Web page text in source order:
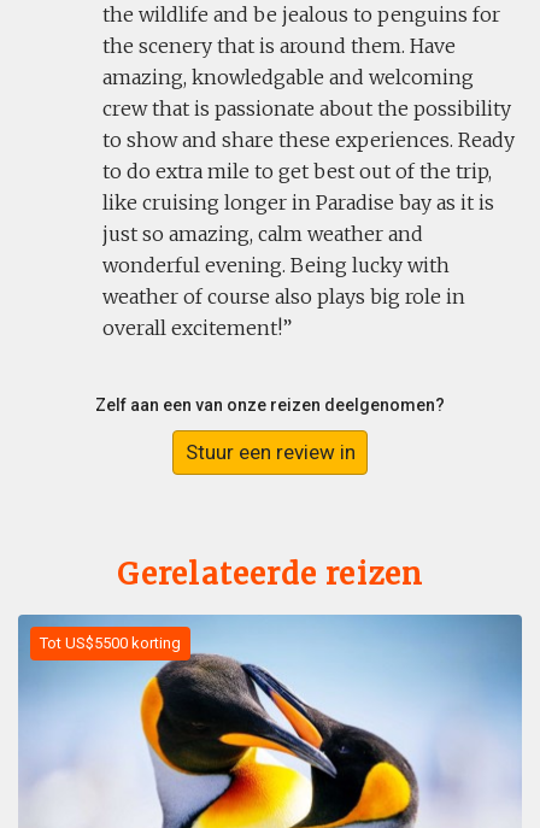
the wildlife and be jealous to penguins for
the scenery that is around them. Have
amazing, knowledgable and welcoming
crew that is passionate about the possibility
to show and share these experiences. Ready
to do extra mile to get best out of the trip,
like cruising longer in Paradise bay as it is
just so amazing, calm weather and
wonderful evening. Being lucky with
weather of course also plays big role in
overall excitement!
Zelf aan een van onze reizen deelgenomen?
Stuur een review in
Gerelateerde reizen
Tot US$5500 korting